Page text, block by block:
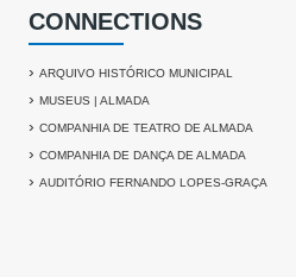
CONNECTIONS
› ARQUIVO HISTÓRICO MUNICIPAL
› MUSEUS | ALMADA
› COMPANHIA DE TEATRO DE ALMADA
› COMPANHIA DE DANÇA DE ALMADA
› AUDITÓRIO FERNANDO LOPES-GRAÇA